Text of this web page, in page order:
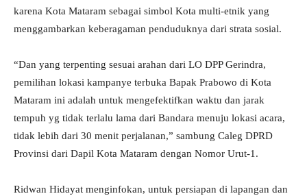
karena Kota Mataram sebagai simbol Kota multi-etnik yang
menggambarkan keberagaman penduduknya dari strata sosial.
“Dan yang terpenting sesuai arahan dari LO DPP Gerindra,
pemilihan lokasi kampanye terbuka Bapak Prabowo di Kota
Mataram ini adalah untuk mengefektifkan waktu dan jarak
tempuh yg tidak terlalu lama dari Bandara menuju lokasi acara,
tidak lebih dari 30 menit perjalanan,” sambung Caleg DPRD
Provinsi dari Dapil Kota Mataram dengan Nomor Urut-1.
Ridwan Hidayat menginfokan, untuk persiapan di lapangan dan